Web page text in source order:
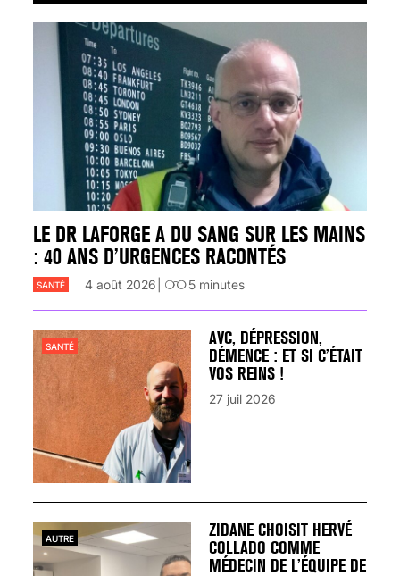
LE DR LAFORGE A DU SANG SUR LES MAINS
: 40 ANS D’URGENCES RACONTÉS
SANTÉ 4 août 2026 5 minutes
AVC, DÉPRESSION,
DÉMENCE : ET SI C’ÉTAIT
VOS REINS !
SANTÉ
27 juil 2026
ZIDANE CHOISIT HERVÉ
COLLADO COMME
MÉDECIN DE L’ÉQUIPE DE
AUTRE